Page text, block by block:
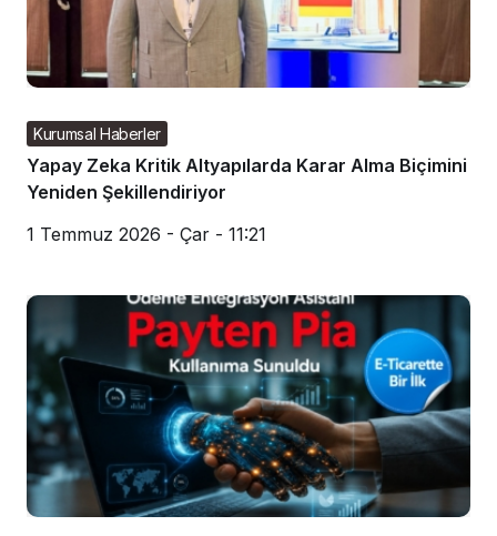
Kurumsal Haberler
Yapay Zeka Kritik Altyapılarda Karar Alma Biçimini
Yeniden Şekillendiriyor
1 Temmuz 2026 - Çar - 11:21